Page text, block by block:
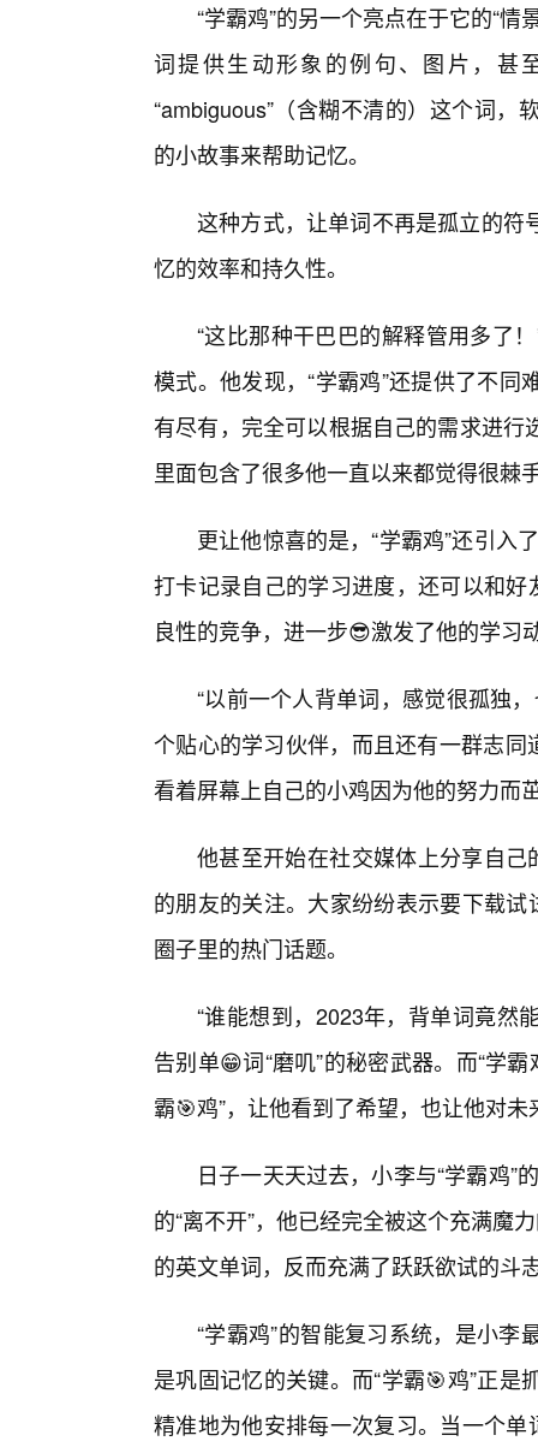
“学霸鸡”的另一个亮点在于它的“
词提供生动形象的例句、图片，甚
“ambiguous”（含糊不清的）这个词
的小故事来帮助记忆。
这种方式，让单词不再是孤立的符
忆的效率和持久性。
“这比那种干巴巴的解释管用多了
模式。他发现，“学霸鸡”还提供了不
有尽有，完全可以根据自己的需求进
里面包含了很多他一直以来都觉得很棘
更让他惊喜的是，“学霸鸡”还引入
打卡记录自己的学习进度，还可以和
良性的竞争，进一步😎激发了他的学习
“以前一个人背单词，感觉很孤独
个贴心的学习伙伴，而且还有一群志同
看着屏幕上自己的小鸡因为他的努力而
他甚至开始在社交媒体上分享自己
的朋友的关注。大家纷纷表示要下载
圈子里的热门话题。
“谁能想到，2023年，背单词竟然
告别单😁词“磨叽”的秘密武器。而“学
霸🎯鸡”，让他看到了希望，也让他对
日子一天天过去，小李与“学霸鸡”
的“离不开”，他已经完全被这个充满魔
的英文单词，反而充满了跃跃欲试的斗
“学霸鸡”的智能复习系统，是小
是巩固记忆的关键。而“学霸🎯鸡”正
精准地为他安排每一次复习。当一个